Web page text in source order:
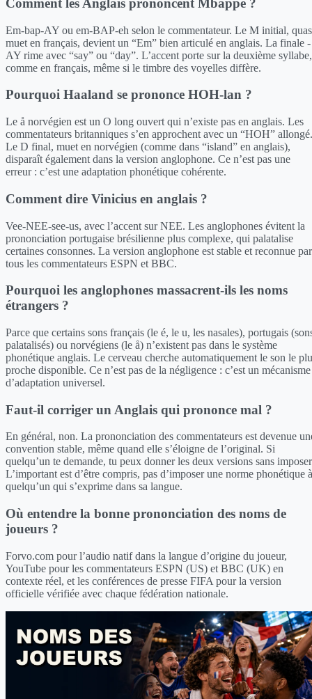
Comment les Anglais prononcent Mbappé ?
Em-bap-AY ou em-BAP-eh selon le commentateur. Le M initial,
muet en français, devient un “Em” bien articulé en anglais. La finale -
AY rime avec “say” ou “day”. L’accent porte sur la deuxième syllabe,
comme en français, même si le timbre des voyelles diffère.
Pourquoi Haaland se prononce HOH-lan ?
Le å norvégien est un O long ouvert qui n’existe pas en anglais. Les
commentateurs britanniques s’en approchent avec un “HOH” allongé.
Le D final, muet en norvégien (comme dans “island” en anglais),
disparaît également dans la version anglophone. Ce n’est pas une
erreur : c’est une adaptation phonétique cohérente.
Comment dire Vinicius en anglais ?
Vee-NEE-see-us, avec l’accent sur NEE. Les anglophones évitent la
prononciation portugaise brésilienne plus complexe, qui palatalise
certaines consonnes. La version anglophone est stable et reconnue par
tous les commentateurs ESPN et BBC.
Pourquoi les anglophones massacrent-ils les noms
étrangers ?
Parce que certains sons français (le é, le u, les nasales), portugais
palatalisés) ou norvégiens (le å) n’existent pas dans le système
phonétique anglais. Le cerveau cherche automatiquement le son le
proche disponible. Ce n’est pas de la négligence : c’est un mécanisme
d’adaptation universel.
Faut-il corriger un Anglais qui prononce mal ?
En général, non. La prononciation des commentateurs est devenue
convention stable, même quand elle s’éloigne de l’original. Si
quelqu’un te demande, tu peux donner les deux versions sans
L’important est d’être compris, pas d’imposer une norme phonétique à
quelqu’un qui s’exprime dans sa langue.
Où entendre la bonne prononciation des noms de
joueurs ?
Forvo.com pour l’audio natif dans la langue d’origine du joueur,
YouTube pour les commentateurs ESPN (US) et BBC (UK) en
contexte réel, et les conférences de presse FIFA pour la version
officielle vérifiée avec chaque fédération nationale.